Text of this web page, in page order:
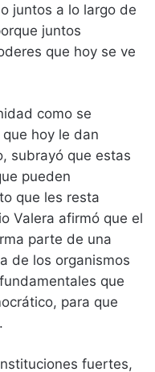
juntos a lo largo de
juntos
que hoy se ve
como se
hoy le dan
subrayó que estas
pueden
que les resta
Valera afirmó que el
parte de una
de los organismos
que
para que
fuertes,